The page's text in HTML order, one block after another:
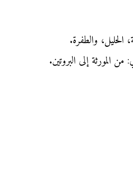
الحليل، والطفرة.
من المورثة إلى البروتين.